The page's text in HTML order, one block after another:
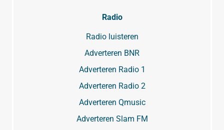
Radio
Radio luisteren
Adverteren BNR
Adverteren Radio 1
Adverteren Radio 2
Adverteren Qmusic
Adverteren Slam FM